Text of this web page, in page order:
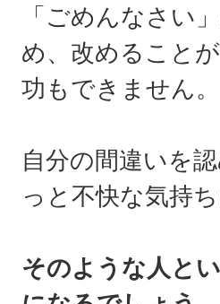
「ごめんなさい
め、改めること
功もできません。
自分の間違いを
っと不快な気持
そのような人と